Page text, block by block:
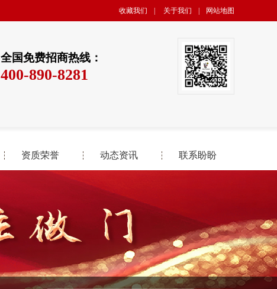
收藏我们 关于我们 网站地图
全国免费招商热线：
400-890-8281
资质荣誉 动态资讯 联系盼盼